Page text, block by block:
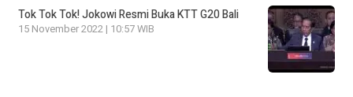
Tok Tok Tok! Jokowi Resmi Buka KTT G20 Bali
15 November 2022 | 10:57 WIB